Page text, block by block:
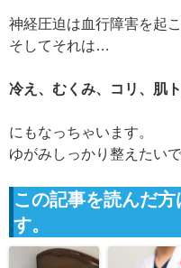
神経圧迫は血行障害を起こ
そしてそれは…
冷え、むくみ、コリ、肌
にもなっちゃいます。
ゆがみしっかり整えたいで
この記事を読んだ
す。